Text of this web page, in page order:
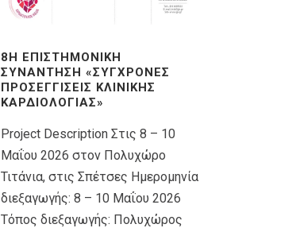
8Η ΕΠΙΣΤΗΜΟΝΙΚΉ
ΣΥΝΆΝΤΗΣΗ «ΣΎΓΧΡΟΝΕΣ
ΠΡΟΣΕΓΓΊΣΕΙΣ ΚΛΙΝΙΚΉΣ
ΚΑΡΔΙΟΛΟΓΊΑΣ»
Project Description Στις 8 – 10
Μαΐου 2026 στον Πολυχώρο
Τιτάνια, στις Σπέτσες Ημερομηνία
διεξαγωγής: 8 – 10 Μαΐου 2026
Τόπος διεξαγωγής: Πολυχώρος